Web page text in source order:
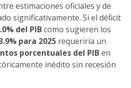
estimaciones oficiales y de
significativamente. Si el déficit
del PIBcomo sugieren los
para 2025 requeriría un
porcentuales del PIBen
inédito sin recesión